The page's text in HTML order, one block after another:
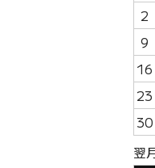
2
9
16
23
30
翌